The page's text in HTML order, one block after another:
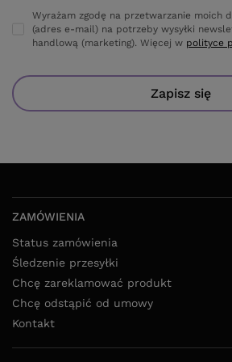
Wyrażam zgodę na przetwarzanie moich
(adres e-mail) na potrzeby wysyłki
handlową (marketing). Więcej w polityce
Zapisz się
ZAMÓWIENIA
Status zamówienia
Śledzenie przesyłki
Chcę zareklamować produkt
Chcę odstąpić od umowy
Kontakt